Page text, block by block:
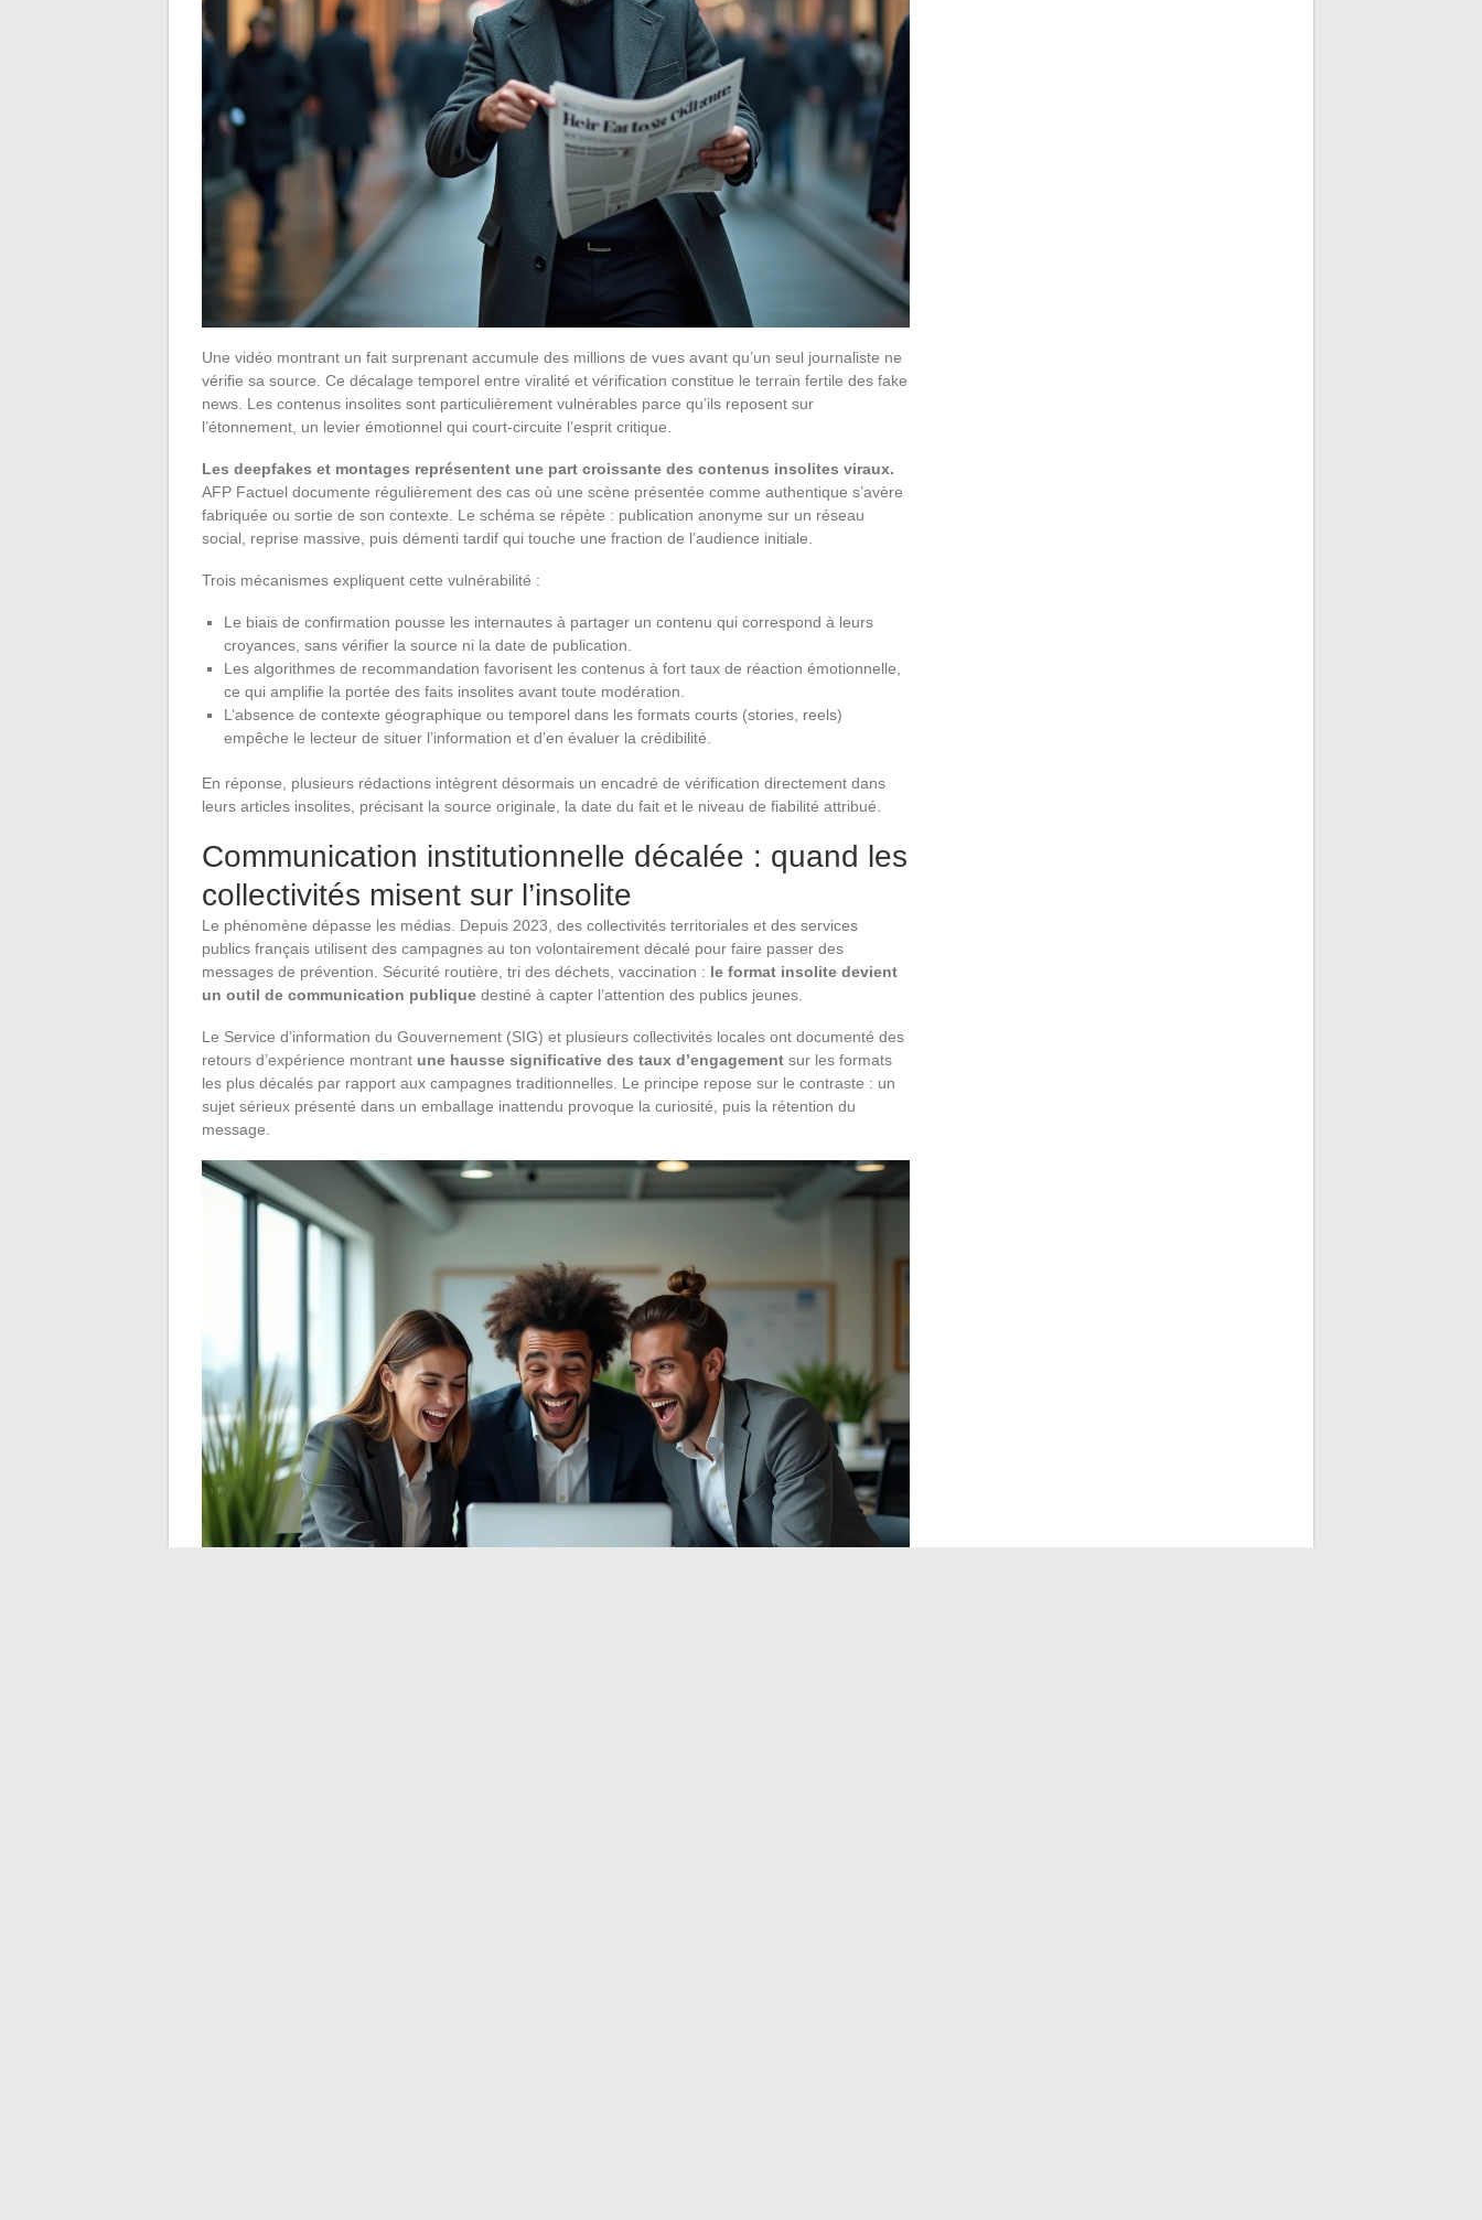
Une vidéo montrant un fait surprenant accumule des millions de vues avant qu’un seul journaliste ne
vérifie sa source. Ce décalage temporel entre viralité et vérification constitue le terrain fertile des fake
news. Les contenus insolites sont particulièrement vulnérables parce qu’ils reposent sur
l’étonnement, un levier émotionnel qui court-circuite l’esprit critique.
Les deepfakes et montages représentent une part croissante des contenus insolites viraux.
AFP Factuel documente régulièrement des cas où une scène présentée comme authentique s’avère
fabriquée ou sortie de son contexte. Le schéma se répète : publication anonyme sur un réseau
social, reprise massive, puis démenti tardif qui touche une fraction de l’audience initiale.
Trois mécanismes expliquent cette vulnérabilité :
Le biais de confirmation pousse les internautes à partager un contenu qui correspond à leurs
croyances, sans vérifier la source ni la date de publication.
Les algorithmes de recommandation favorisent les contenus à fort taux de réaction émotionnelle,
ce qui amplifie la portée des faits insolites avant toute modération.
L’absence de contexte géographique ou temporel dans les formats courts (stories, reels)
empêche le lecteur de situer l’information et d’en évaluer la crédibilité.
En réponse, plusieurs rédactions intègrent désormais un encadré de vérification directement dans
leurs articles insolites, précisant la source originale, la date du fait et le niveau de fiabilité attribué.
Communication institutionnelle décalée : quand les
collectivités misent sur l’insolite
Le phénomène dépasse les médias. Depuis 2023, des collectivités territoriales et des services
publics français utilisent des campagnes au ton volontairement décalé pour faire passer des
messages de prévention. Sécurité routière, tri des déchets, vaccination : le format insolite devient
un outil de communication publique destiné à capter l’attention des publics jeunes.
Le Service d’information du Gouvernement (SIG) et plusieurs collectivités locales ont documenté des
retours d’expérience montrant une hausse significative des taux d’engagement sur les formats
les plus décalés par rapport aux campagnes traditionnelles. Le principe repose sur le contraste : un
sujet sérieux présenté dans un emballage inattendu provoque la curiosité, puis la rétention du
message.